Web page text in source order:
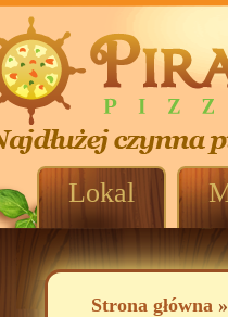
Lokal
Strona główna »